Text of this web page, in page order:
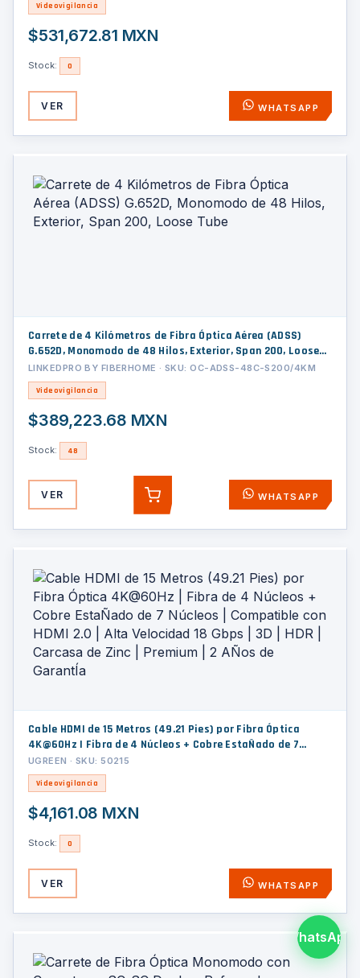
Videovigilancia
$531,672.81 MXN
Stock: 0
VER WHATSAPP
Carrete de 4 Kilómetros de Fibra Óptica Aérea (ADSS)
G.652D, Monomodo de 48 Hilos, Exterior, Span 200, Loose
Tube
LINKEDPRO BY FIBERHOME · SKU: OC-ADSS-48C-S200/4KM
Videovigilancia
$389,223.68 MXN
Stock: 48
VER AGREGAR WHATSAPP
Cable HDMI de 15 Metros (49.21 Pies) por Fibra Óptica
4K@60Hz | Fibra de 4 Núcleos + Cobre EstaÑado de 7
Núcleos | Compatible con HDMI 2.0 | Alta Velocidad 18 Gbps
| 3D | HDR | Carcasa de Zinc | Premium | 2 AÑos de GarantÍa
UGREEN · SKU: 50215
Videovigilancia
$4,161.08 MXN
Stock: 0
VER WHATSAPP
WhatsApp